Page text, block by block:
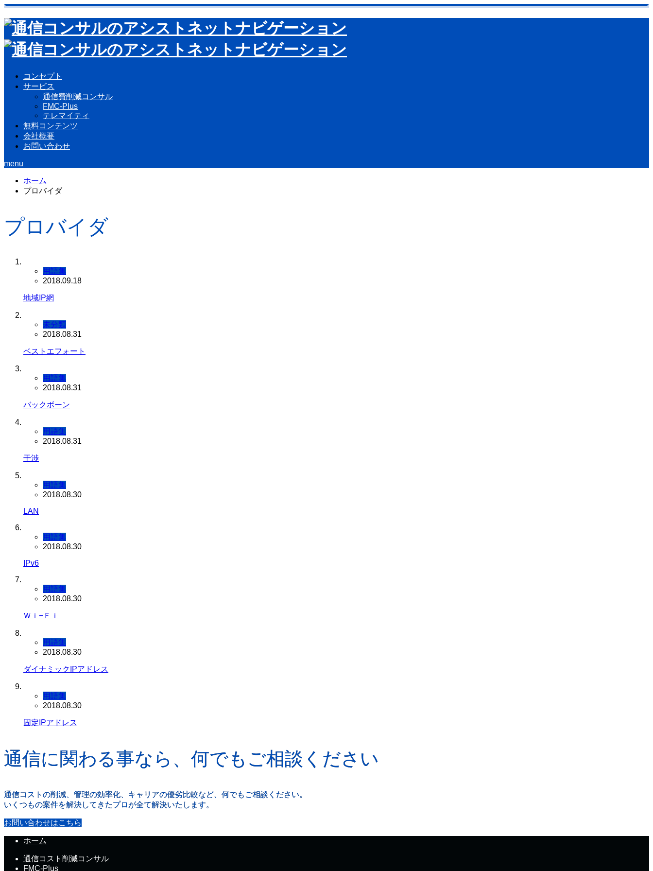
コンセプト
サービス
通信費削減コンサル
FMC-Plus
テレマイティ
無料コンテンツ
会社概要
お問い合わせ
menu
ホーム
プロバイダ
プロバイダ
用語集
2018.09.18
地域IP網
未分類
2018.08.31
ベストエフォート
用語集
2018.08.31
バックボーン
用語集
2018.08.31
干渉
用語集
2018.08.30
LAN
用語集
2018.08.30
IPv6
用語集
2018.08.30
Ｗｉ−Ｆｉ
用語集
2018.08.30
ダイナミックIPアドレス
用語集
2018.08.30
固定IPアドレス
通信に関わる事なら、何でもご相談ください
通信コストの削減、管理の効率化、キャリアの優劣比較など、何でもご相談ください。
いくつもの案件を解決してきたプロが全て解決いたします。
お問い合わせはこちら
ホーム
通信コスト削減コンサル
FMC-Plus